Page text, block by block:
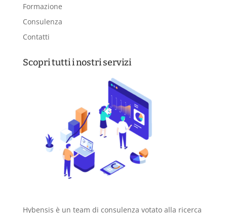
Formazione
Consulenza
Contatti
Scopri tutti i nostri servizi
Hybensis è un team di consulenza votato alla ricerca